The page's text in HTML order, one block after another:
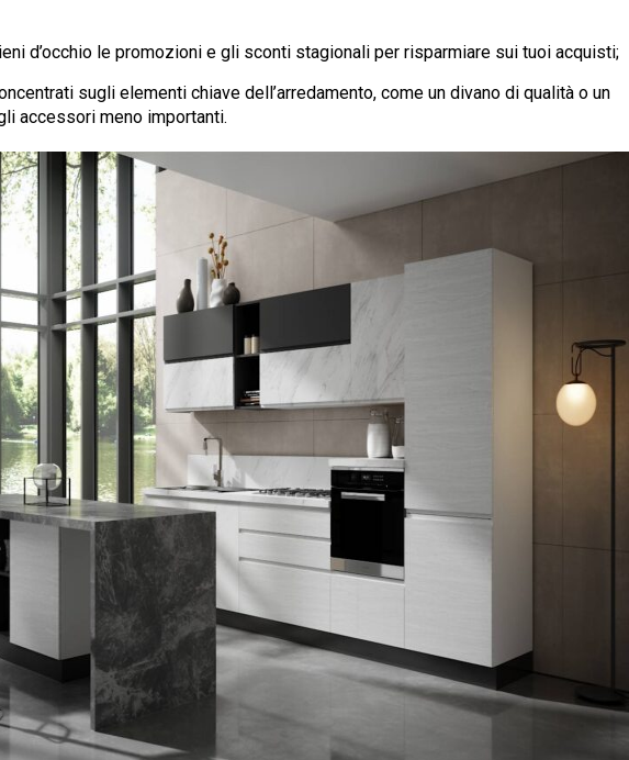
d’occhio le promozioni e gli sconti stagionali per risparmiare sui tuoi acquisti;
sugli elementi chiave dell’arredamento, come un divano di qualità o un
accessori meno importanti.